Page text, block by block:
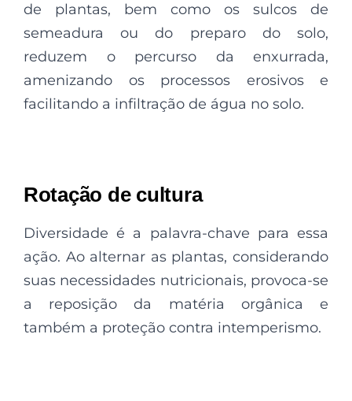
de plantas, bem como os sulcos de
semeadura ou do preparo do solo,
reduzem o percurso da enxurrada,
amenizando os processos erosivos e
facilitando a infiltração de água no solo.
Rotação de cultura
Diversidade é a palavra-chave para essa
ação. Ao alternar as plantas, considerando
suas necessidades nutricionais, provoca-se
a reposição da matéria orgânica e
também a proteção contra intemperismo.